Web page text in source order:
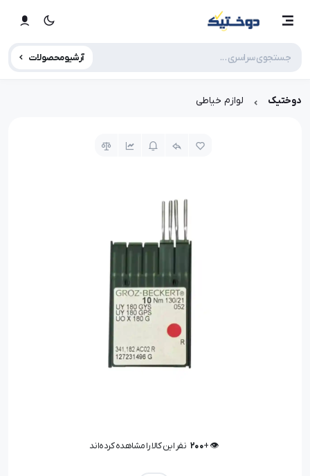
آرشیو محصولات
دوختیک لوازم خیاطی
👁️ +
200 نفر این کالا را مشاهده کرده‌اند